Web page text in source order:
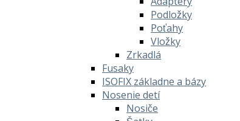
Podložky
Poťahy
Vložky
Zrkadlá
Fusaky
ISOFIX základne a bázy
Nosenie detí
Nosiče